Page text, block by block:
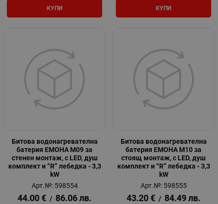
КУПИ КУПИ
Битова водонагревателна
батерия ЕМОНА M09 за
стенен монтаж, с LED, душ
комплект и “R” лебедка - 3,3
kW
Арт.№: 598554
44.00 € / 86.06 лв.
Битова водонагревателна
батерия ЕМОНА М10 за
стоящ монтаж, с LED, душ
комплект и “R” лебедка - 3,3
kW
Арт.№: 598555
43.20 € / 84.49 лв.